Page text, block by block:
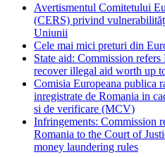
Avertismentul Comitetului
(CERS) privind
Uniunii
Cele mai mici preturi din
State aid: Commission
recover illegal aid worth up
Comisia Europeana publica
inregistrate de Romania in
si de verificare (MCV)
Infringements: Commission
Romania to the Court of
money laundering rules